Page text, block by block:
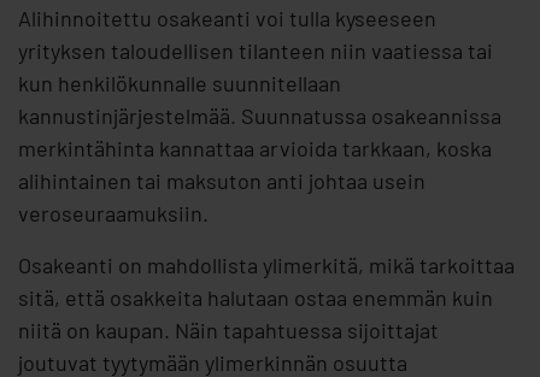
Alihinnoitettu osakeanti voi tulla kyseeseen
yrityksen taloudellisen tilanteen niin vaatiessa tai
kun henkilökunnalle suunnitellaan
kannustinjärjestelmää. Suunnatussa osakeannissa
merkintähinta kannattaa arvioida tarkkaan, koska
alihintainen tai maksuton anti johtaa usein
veroseuraamuksiin.
Osakeanti on mahdollista ylimerkitä, mikä tarkoittaa
sitä, että osakkeita halutaan ostaa enemmän kuin
niitä on kaupan. Näin tapahtuessa sijoittajat
joutuvat tyytymään ylimerkinnän osuutta